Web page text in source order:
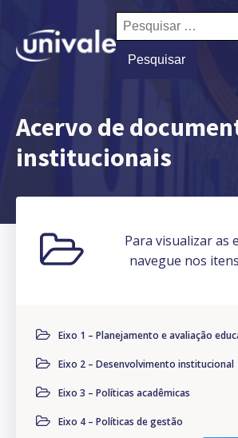
Pesquisar
por:
Acervo de
institucionais
Para visualizar as
navegue nos
Eixo 1 – Planejamento e avaliação
Eixo 2 – Desenvolvimento institucional
Eixo 3 – Políticas acadêmicas
Eixo 4 – Políticas de gestão